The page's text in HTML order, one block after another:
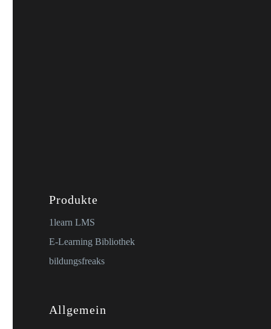
Produkte
1learn LMS
E-Learning Bibliothek
bildungsfreaks
Allgemein